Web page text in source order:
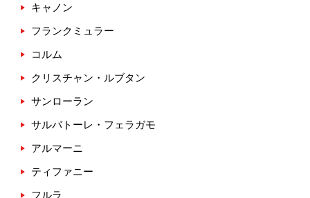
キャノン
フランクミュラー
コルム
クリスチャン・ルブタン
サンローラン
サルバトーレ・フェラガモ
アルマーニ
ティファニー
フルラ